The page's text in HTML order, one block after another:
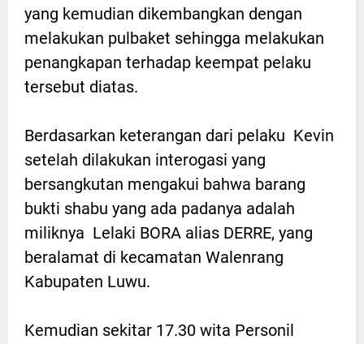
yang kemudian dikembangkan dengan
melakukan pulbaket sehingga melakukan
penangkapan terhadap keempat pelaku
tersebut diatas.
Berdasarkan keterangan dari pelaku Kevin
setelah dilakukan interogasi yang
bersangkutan mengakui bahwa barang
bukti shabu yang ada padanya adalah
miliknya Lelaki BORA alias DERRE, yang
beralamat di kecamatan Walenrang
Kabupaten Luwu.
Kemudian sekitar 17.30 wita Personil